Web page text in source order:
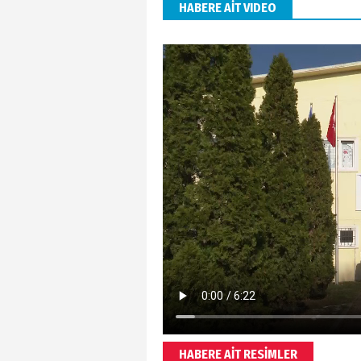
HABERE AİT VIDEO
HABERE AİT RESİMLER